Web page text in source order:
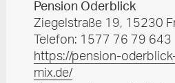
Pension Oderblick
Ziegelstraße 19, 15230
Telefon: 1577 76 79 643
https://pension-
mix.de/